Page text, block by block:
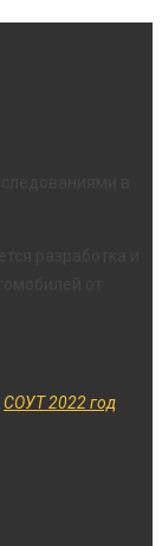
СОУТ 2022 год